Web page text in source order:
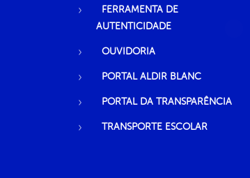
FERRAMENTA DE
AUTENTICIDADE
OUVIDORIA
PORTAL ALDIR BLANC
PORTAL DA TRANSPARÊNCIA
TRANSPORTE ESCOLAR